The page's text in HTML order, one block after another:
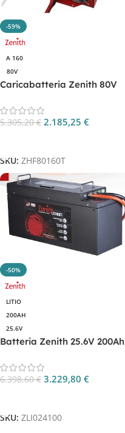
-59%
A 160
80V
Caricabatteria Zenith 80V
5.305,20€ 2.185,25 €
SKU: ZHF80160T
-50%
LITIO
200AH
25.6V
Batteria Zenith 25.6V 200Ah
ZLI024100
6.398,60€ 3.229,80 €
SKU: ZLI024100